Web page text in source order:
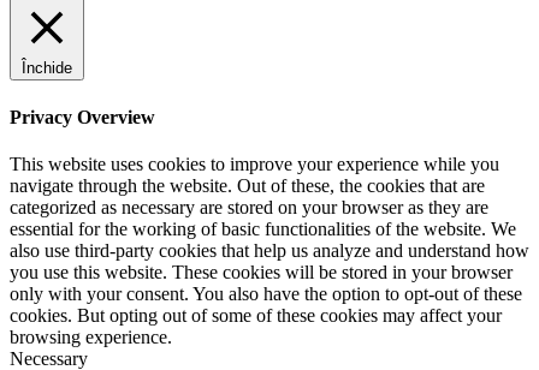
Închide
Privacy Overview
This website uses cookies to improve your experience while you
navigate through the website. Out of these, the cookies that are
categorized as necessary are stored on your browser as they are
essential for the working of basic functionalities of the website. We
also use third-party cookies that help us analyze and understand how
you use this website. These cookies will be stored in your browser
only with your consent. You also have the option to opt-out of these
cookies. But opting out of some of these cookies may affect your
browsing experience.
Necessary